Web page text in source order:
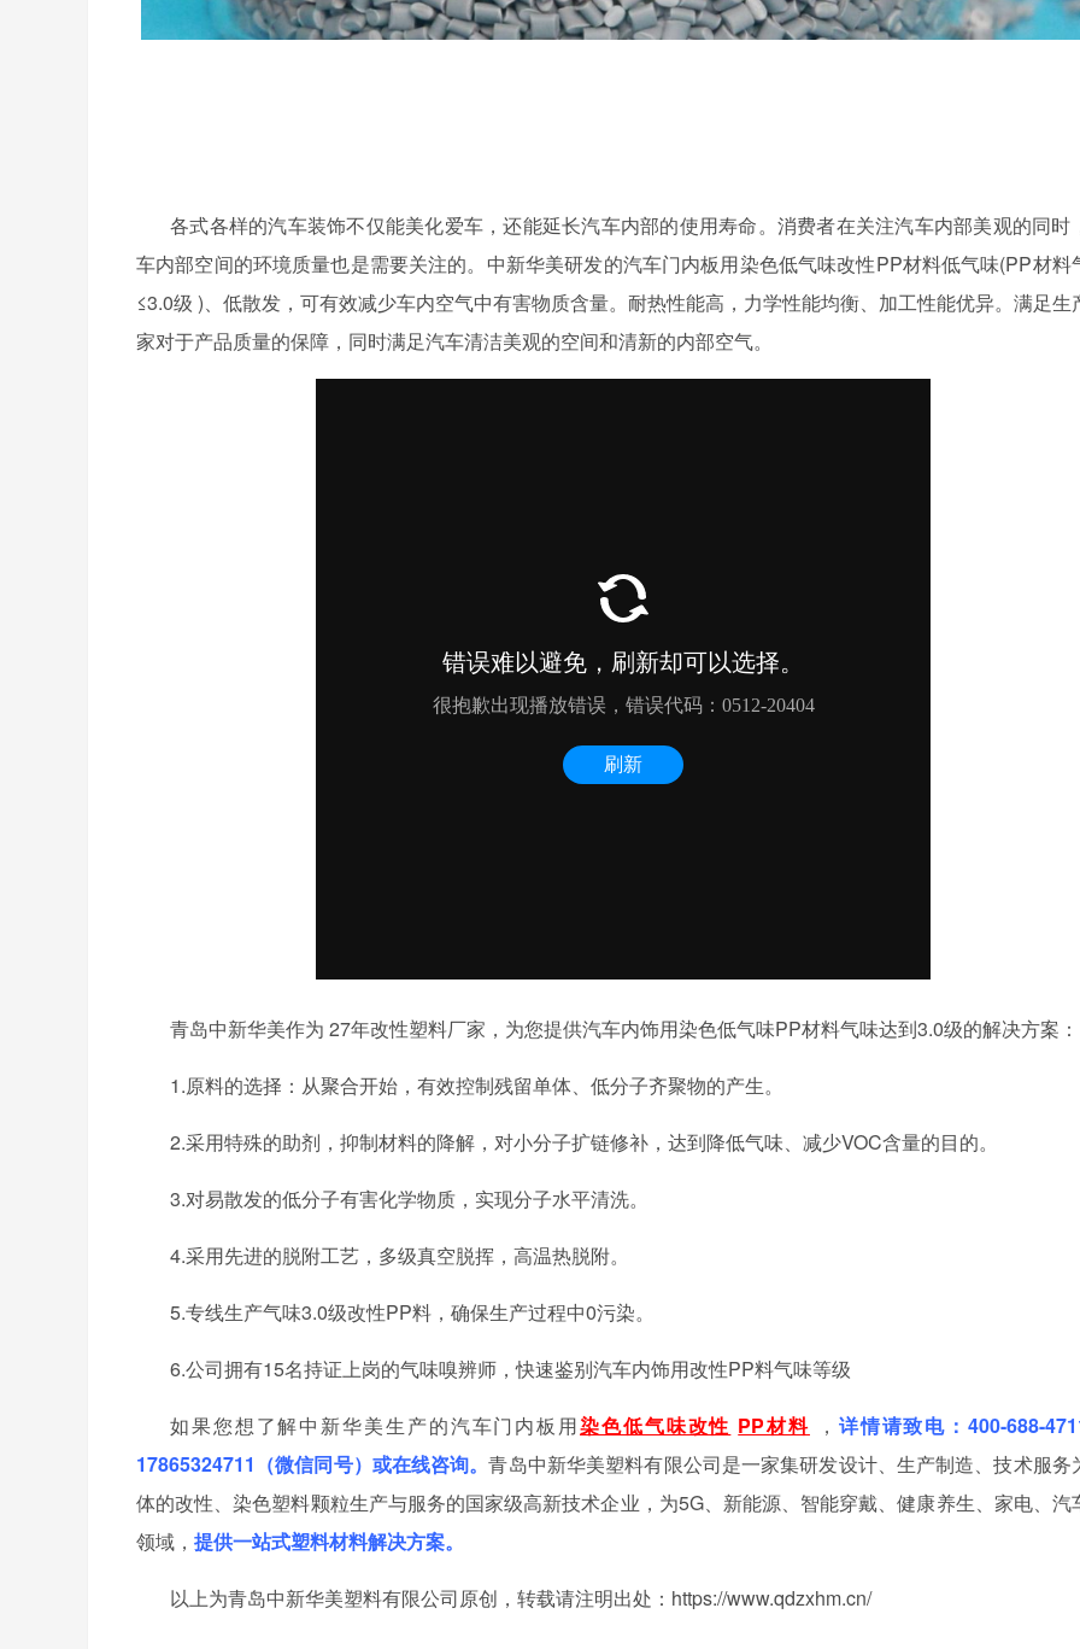
各式各样的汽车装饰不仅能美化爱车，还能延长汽车内部的使用寿命。消费者在关注汽车内部美观的同时
车内部空间的环境质量也是需要关注的。中新华美研发的汽车门内板用染色低气味改性PP材料低气味(PP材料
≤3.0级 )、低散发，可有效减少车内空气中有害物质含量。 耐热性能高，力学性能均衡、加工性能优异。满足生
家对于产品质量的保障，同时满足汽车清洁美观的空间和清新的内部空气。
青岛中新华美作为 27年改性塑料厂家，为您提供汽车内饰用染色低气味PP材料气味达到3.0级的解决方案：
1.原料的选择：从聚合开始，有效控制残留单体、低分子齐聚物的产生。
2.采用特殊的助剂，抑制材料的降解，对小分子扩链修补，达到降低气味、减少VOC含量的目的。
3.对易散发的低分子有害化学物质，实现分子水平清洗。
4.采用先进的脱附工艺，多级真空脱挥，高温热脱附。
5.专线生产气味3.0级改性PP料，确保生产过程中0污染。
6.公司拥有15名持证上岗的气味嗅辨师，快速鉴别汽车内饰用改性PP料气味等级
如果您想了解中新华美生产的汽车门内板用染色低气味改性 PP材料 ， 详情请致电：400-688-
17865324711（微信同号）或在线咨询。青岛中新华美塑料有限公司是一家集研发设计、生产制造、技术服务
体的改性、染色塑料颗粒生产与服务的国家级高新技术企业，为5G、新能源、智能穿戴、健康养生、家电、汽
领域， 提供一站式塑料材料解决方案。
以上为青岛中新华美塑料有限公司原创，转载请注明出处：https://www.qdzxhm.cn/